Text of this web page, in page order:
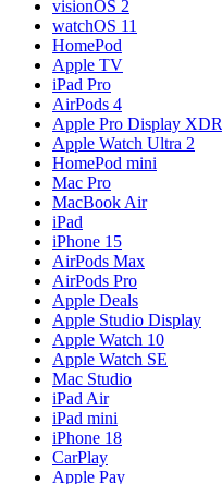
visionOS 2
watchOS 11
HomePod
Apple TV
iPad Pro
AirPods 4
Apple Pro Display XDR
Apple Watch Ultra 2
HomePod mini
Mac Pro
MacBook Air
iPad
iPhone 15
AirPods Max
AirPods Pro
Apple Deals
Apple Studio Display
Apple Watch 10
Apple Watch SE
Mac Studio
iPad Air
iPad mini
iPhone 18
CarPlay
Apple Pay